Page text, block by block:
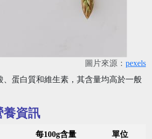
圖片來源： pexels
、蛋白質和維生素，其含量均高於一般
養資訊
每100g含量 單位